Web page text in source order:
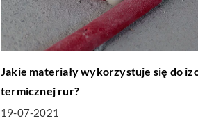
Jakie materiały wykorzystuje się do
termicznej rur?
19-07-2021